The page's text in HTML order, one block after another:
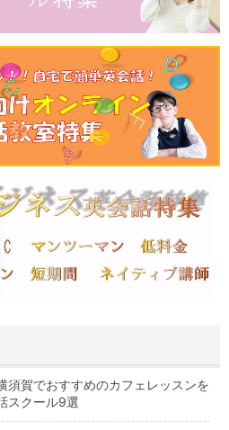
須賀でおすすめのカフェレッスンを
スクール9選